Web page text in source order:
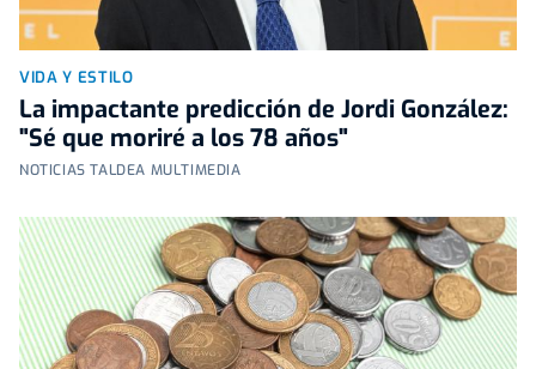
VIDA Y ESTILO
La impactante predicción de Jordi González:
"Sé que moriré a los 78 años"
NOTICIAS TALDEA MULTIMEDIA